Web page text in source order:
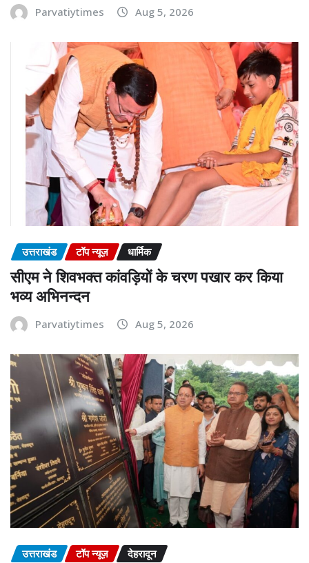
Parvatiytimes Aug 5, 2026
उत्तराखंड टॉप न्यूज़ धार्मिक
सीएम ने शिवभक्त कांवड़ियों के चरण पखार कर किया
भव्य अभिनन्दन
Parvatiytimes Aug 5, 2026
उत्तराखंड टॉप न्यूज़ देहरादून